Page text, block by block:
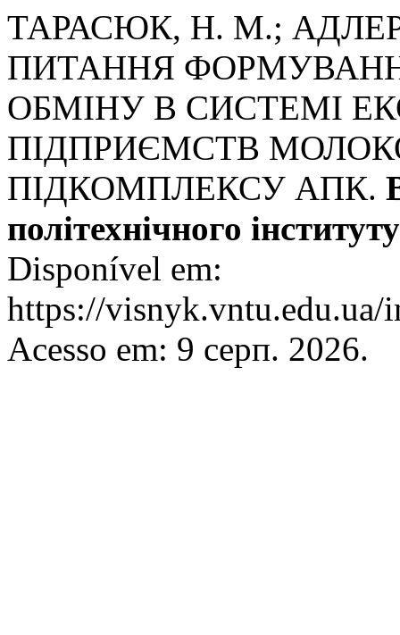
ТАРАСЮК, Н. М.;
ПИТАННЯ
ОБМІНУ В СИСТЕМІ
ПІДПРИЄМСТВ
ПІДКОМПЛЕКСУ АПК.
політехнічного інституту
Disponível em:
https://
Acesso em: 9 серп. 2026.